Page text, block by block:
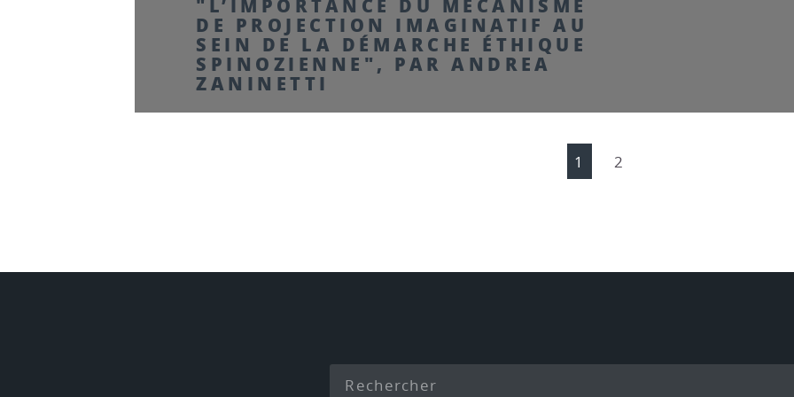
"L’IMPORTANCE DU MÉCANISME
DE PROJECTION IMAGINATIF AU
SEIN DE LA DÉMARCHE ÉTHIQUE
SPINOZIENNE", PAR ANDREA
ZANINETTI
1 2